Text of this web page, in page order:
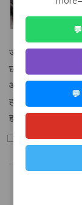
मैले
जना छोरी ko
छोराहरूलाई
आफ्नो भागमा
हामीलाई जग्गा बेच्दा
हकदाबी गर्न पाउँछन्
4